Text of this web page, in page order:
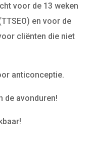
voor de 13 weken
en voor de
cliënten die niet
anticonceptie.
de avonduren!